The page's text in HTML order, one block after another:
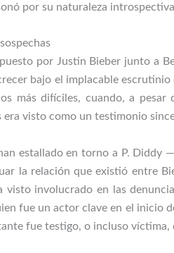
por su naturaleza
por Justin Bieber junto a
bajo el implacable
más difíciles, cuando, a
era visto como un testimonio
estallado en torno a P.
la relación que existió entre
visto involucrado en las
fue un actor clave en el inicio
fue testigo, o incluso víctima,